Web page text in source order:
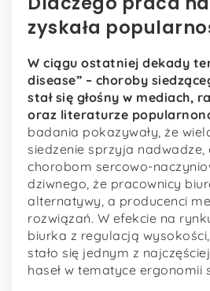
zyskała
W ciągu ostatniej dekady
disease” – choroby
stał się głośny w mediach,
oraz literaturze
badania pokazywały, że
siedzenie sprzyja
chorobom sercowo-
dziwnego, że pracownicy
alternatywy, a producenci
rozwiązań. W efekcie na
biurka z regulacją
stało się jednym z
haseł w tematyce ergonomii